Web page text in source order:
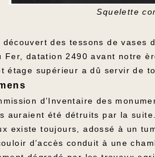
Squelette
découvert des tessons de
Fer, datation 2490 avant notre
étage supérieur a dû servir de
d’Inventaire des
auraient été détruits par la
existe toujours, adossé à un
d’accès conduit à une